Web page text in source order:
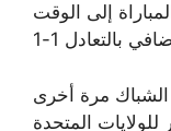
إلى الوقت
مرة أخرى